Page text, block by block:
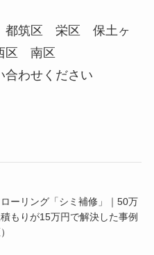
筑区 栄区 保土ヶ
区 南区
合わせください
ーリング「シミ補修」｜50万
もりが15万円で解決した事例